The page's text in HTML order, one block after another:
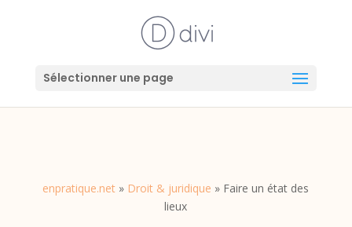
Sélectionner une page
enpratique.net » Droit & juridique » Faire un état des
lieux